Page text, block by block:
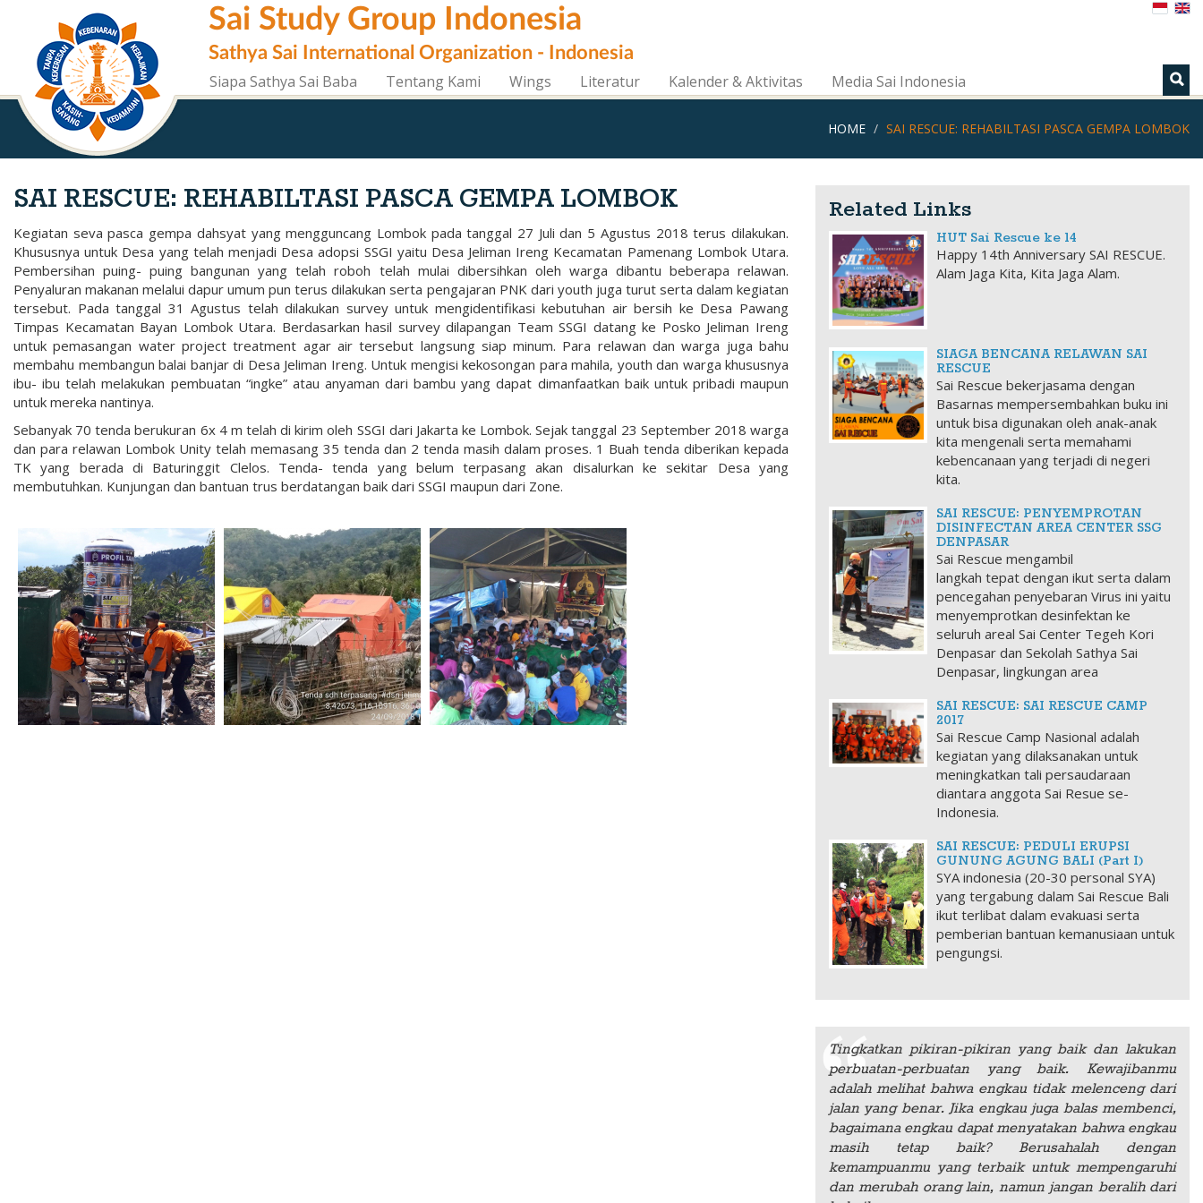
content
Sai Study Group Indonesia
Sathya Sai International Organization - Indonesia
Siapa Sathya Sai Baba
Tentang Kami Wings Literatur Kalender & Aktivitas Media Sai Indonesia
HOME SAI RESCUE: REHABILTASI PASCA GEMPA LOMBOK
SAI RESCUE: REHABILTASI PASCA GEMPA LOMBOK
Kegiatan seva pasca gempa dahsyat yang mengguncang Lombok pada tanggal 27 Juli dan 5 Agustus 2018 terus dilakukan.
Khususnya untuk Desa yang telah menjadi Desa adopsi SSGI yaitu Desa Jeliman Ireng Kecamatan Pamenang Lombok Utara.
Pembersihan puing- puing bangunan yang telah roboh telah mulai dibersihkan oleh warga dibantu beberapa relawan.
Penyaluran makanan melalui dapur umum pun terus dilakukan serta pengajaran PNK dari youth juga turut serta dalam kegiatan
tersebut. Pada tanggal 31 Agustus telah dilakukan survey untuk mengidentifikasi kebutuhan air bersih ke Desa Pawang
Timpas Kecamatan Bayan Lombok Utara. Berdasarkan hasil survey dilapangan Team SSGI datang ke Posko Jeliman Ireng
untuk pemasangan water project treatment agar air tersebut langsung siap minum. Para relawan dan warga juga bahu
membahu membangun balai banjar di Desa Jeliman Ireng. Untuk mengisi kekosongan para mahila, youth dan warga khususnya
ibu- ibu telah melakukan pembuatan “ingke” atau anyaman dari bambu yang dapat dimanfaatkan baik untuk pribadi maupun
untuk mereka nantinya.
Sebanyak 70 tenda berukuran 6x 4 m telah di kirim oleh SSGI dari Jakarta ke Lombok. Sejak tanggal 23 September 2018 warga
dan para relawan Lombok Unity telah memasang 35 tenda dan 2 tenda masih dalam proses. 1 Buah tenda diberikan kepada
TK yang berada di Baturinggit Clelos. Tenda- tenda yang belum terpasang akan disalurkan ke sekitar Desa yang
membutuhkan. Kunjungan dan bantuan trus berdatangan baik dari SSGI maupun dari Zone.
Related Links
HUT Sai Rescue ke 14
Happy 14th Anniversary SAI RESCUE.
Alam Jaga Kita, Kita Jaga Alam.
SIAGA BENCANA RELAWAN SAI
RESCUE
Sai Rescue bekerjasama dengan
Basarnas mempersembahkan buku ini
untuk bisa digunakan oleh anak-anak
kita mengenali serta memahami
kebencanaan yang terjadi di negeri
kita.
SAI RESCUE: PENYEMPROTAN
DISINFECTAN AREA CENTER SSG
DENPASAR
Sai Rescue mengambil
langkah tepat dengan ikut serta dalam
pencegahan penyebaran Virus ini yaitu
menyemprotkan desinfektan ke
seluruh areal Sai Center Tegeh Kori
Denpasar dan Sekolah Sathya Sai
Denpasar, lingkungan area
SAI RESCUE: SAI RESCUE CAMP
2017
Sai Rescue Camp Nasional adalah
kegiatan yang dilaksanakan untuk
meningkatkan tali persaudaraan
diantara anggota Sai Resue se-
Indonesia.
SAI RESCUE: PEDULI ERUPSI
GUNUNG AGUNG BALI (Part I)
SYA indonesia (20-30 personal SYA)
yang tergabung dalam Sai Rescue Bali
ikut terlibat dalam evakuasi serta
pemberian bantuan kemanusiaan untuk
pengungsi.
Tingkatkan pikiran-pikiran yang baik dan lakukan
perbuatan-perbuatan yang baik. Kewajibanmu
adalah melihat bahwa engkau tidak melenceng dari
jalan yang benar. Jika engkau juga balas membenci,
bagaimana engkau dapat menyatakan bahwa engkau
masih tetap baik? Berusahalah dengan
kemampuanmu yang terbaik untuk mempengaruhi
dan merubah orang lain, namun jangan beralih dari